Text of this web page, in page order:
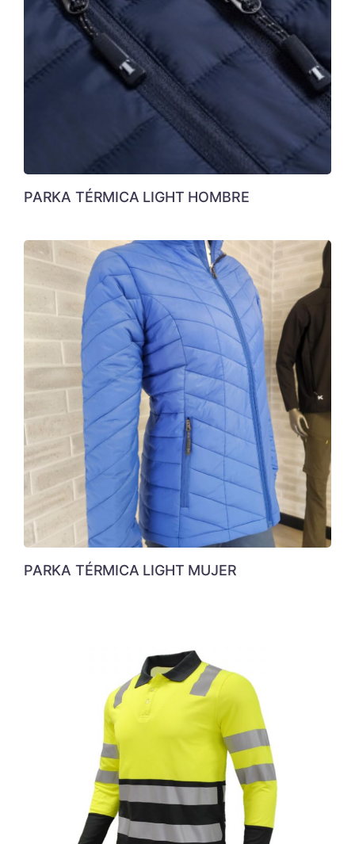
PARKA TÉRMICA LIGHT HOMBRE
PARKA TÉRMICA LIGHT MUJER